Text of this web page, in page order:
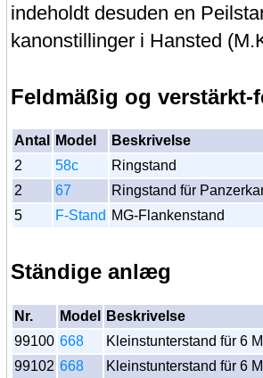
indeholdt desuden en
kanonstillinger i Hansted
Feldmäßig og
Antal Model
Beskrivelse
2
58c
Ringstand
2
67
Ringstand für
5
F-Stand MG-Flankenstand
Ständige anlæg
Nr. Model
Beskrivelse
99100 668
Kleinstunterstand für 6
99102 668
Kleinstunterstand für 6